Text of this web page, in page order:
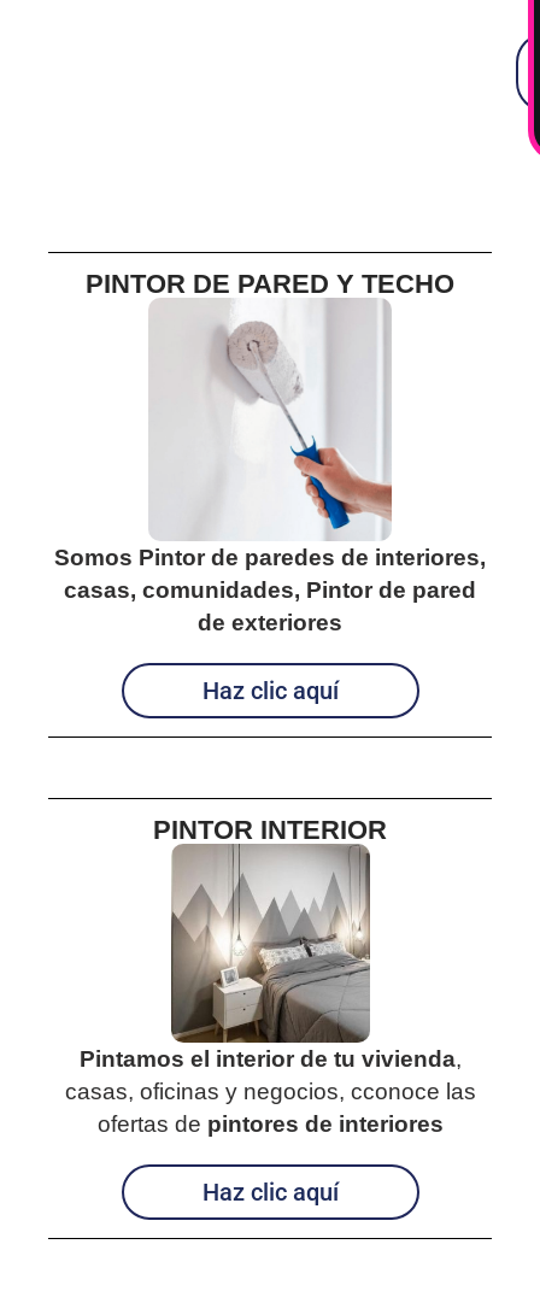
PINTOR DE PARED Y TECHO
Somos Pintor de paredes de interiores,
casas, comunidades, Pintor de pared
de exteriores
Haz clic aquí
PINTOR INTERIOR
Pintamos el interior de tu vivienda,
casas, oficinas y negocios, cconoce las
ofertas de pintores de interiores
Haz clic aquí